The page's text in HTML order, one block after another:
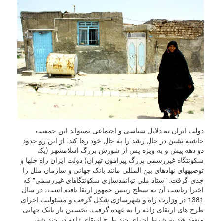
دولت ایران به دلایل سیاسی و اجتماعی نمیتواند این جمعیت
حاشیه نشین در حال رشد را به حال خود رها کند. از این رو حدود
دو دهه پیش و به ویژه پس از شورش بزرگ اسلامشهر (یک
سکونتگاه غیررسمی بزرگ پیرامون تهران) دولت ایران راه حلها و
توصیههای نهادهای بین المللی مانند بانک جهانی و سازمان ملل را
جدی گرفت. "ستاد ملی توانمدسازی سکونتگاهای غیررسمی" که
اخیرا ریاست آن به سطح رییس جمهور ارتقا یافته است، در سال
1381 در وزارت راه و شهرسازی شکل گرفت و مسئولیت اجرای
طرح های ارتقای زاغه را به عهده گرفت. نخستین بار بانک جهانی